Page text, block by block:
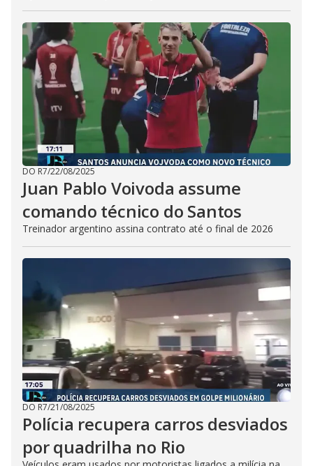
DO R7/22/08/2025
Juan Pablo Voivoda assume
comando técnico do Santos
Treinador argentino assina contrato até o final de 2026
DO R7/21/08/2025
Polícia recupera carros desviados
por quadrilha no Rio